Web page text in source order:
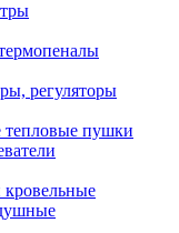
регуляторы
тепловые пушки
кровельные